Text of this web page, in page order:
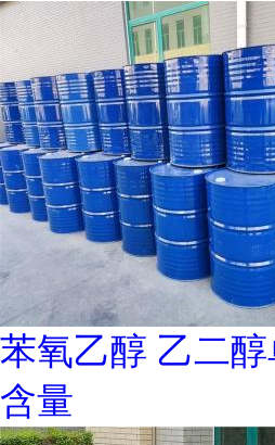
苯氧乙醇 乙二
含量